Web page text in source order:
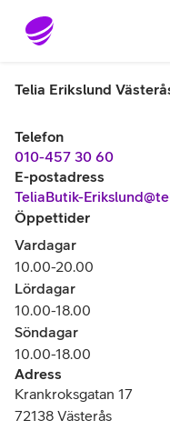
Gå till sidans innehåll
Telia Erikslund
Telefon
010-457 30 60
E-postadress
TeliaButik-
Öppettider
Vardagar
10.00-20.00
Lördagar
10.00-18.00
Söndagar
10.00-18.00
Adress
Krankroksgatan 17
72138 Västerås